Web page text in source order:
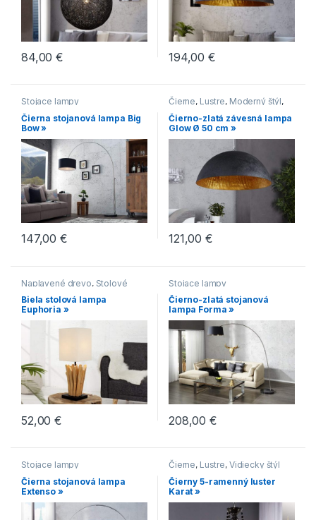
84,00€ 194,00€
Stojace lampy
Čierna stojanová lampa Big
Bow »
147,00€
Čierne, Lustre, Moderný štýl,
Zlaté
Čierno-zlatá závesná lampa
Glow Ø 50 cm »
121,00€
Naplavené drevo, Stolové
lampy
Biela stolová lampa
Euphoria »
52,00€
Stojace lampy
Čierno-zlatá stojanová
lampa Forma »
208,00€
Stojace lampy
Čierna stojanová lampa
Extenso »
Čierne, Lustre, Vidiecky štýl
Čierny 5-ramenný luster
Karat »